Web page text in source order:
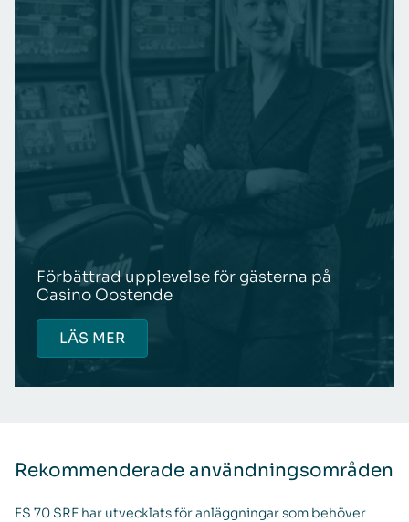
Förbättrad upplevelse för gästerna på
Casino Oostende
LÄS MER
Rekommenderade användningsområden
FS 70 SRE har utvecklats för anläggningar som behöver